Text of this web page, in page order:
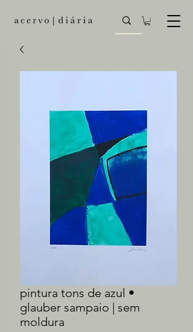
pintura tons de azul •
glauber sampaio | sem
moldura